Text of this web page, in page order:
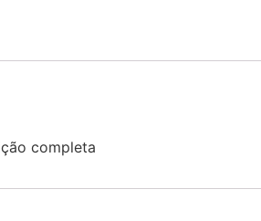
completa